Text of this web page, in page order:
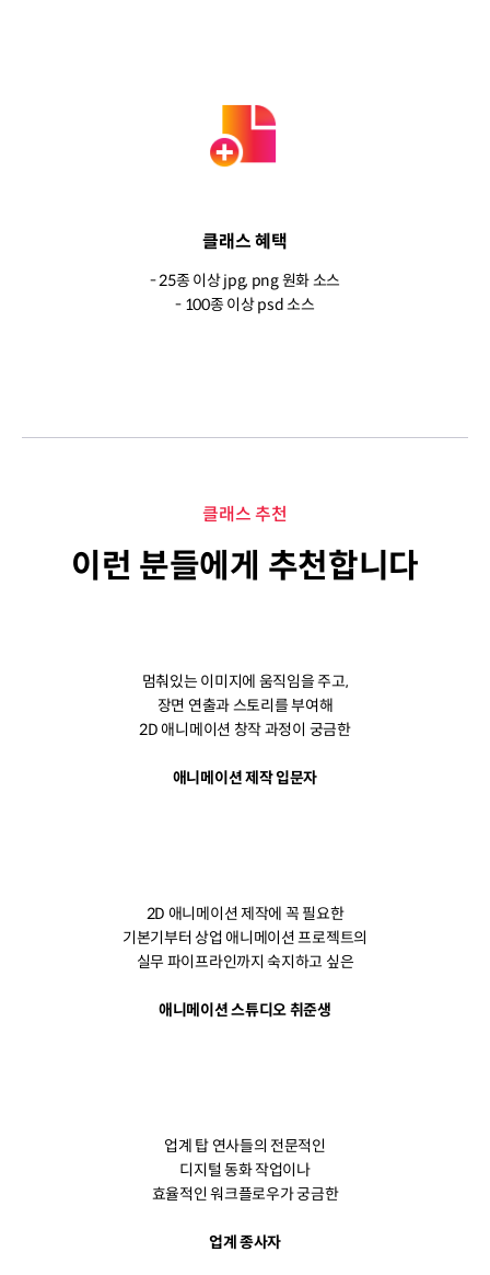
클래스 혜택
- 25종 이상 jpg, png 원화 소스
- 100종 이상 psd 소스
클래스 추천
이런 분들에게 추천합니다
멈춰있는 이미지에 움직임을 주고,
장면 연출과 스토리를 부여해
2D 애니메이션 창작 과정이 궁금한
애니메이션 제작 입문자
2D 애니메이션 제작에 꼭 필요한
기본기부터 상업 애니메이션 프로젝트의
실무 파이프라인까지 숙지하고 싶은
애니메이션 스튜디오 취준생
업계 탑 연사들의 전문적인
디지털 동화 작업이나
효율적인 워크플로우가 궁금한
업계 종사자